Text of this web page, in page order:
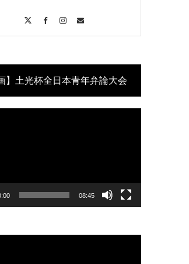
】土光杯全日本青年弁論大会
08:45